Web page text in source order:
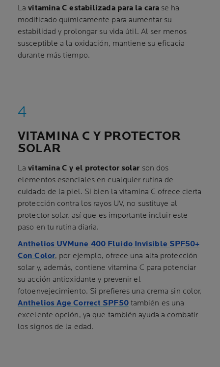
Lavitamina C estabilizada para la carase ha
modificado químicamente para aumentar su
estabilidad y prolongar su vida útil. Al ser menos
susceptible a la oxidación, mantiene su eficacia
durante más tiempo.
VITAMINA C Y PROTECTOR
SOLAR
Lavitamina C y el protector solar son dos
elementos esenciales en cualquier rutina de
cuidado de la piel. Si bien la vitamina C ofrece cierta
protección contra los rayos UV, no sustituye al
protector solar, así que es importante incluir este
paso en tu rutina diaria.
Anthelios UVMune 400 Fluido Invisible SPF50+
Con Color, por ejemplo, ofrece una alta protección
solar y, además, contiene vitamina C para potenciar
su acción antioxidante y prevenir el
fotoenvejecimiento. Si prefieres una crema sin color,
Anthelios Age Correct SPF50también es una
excelente opción, ya que también ayuda a combatir
los signos de la edad.